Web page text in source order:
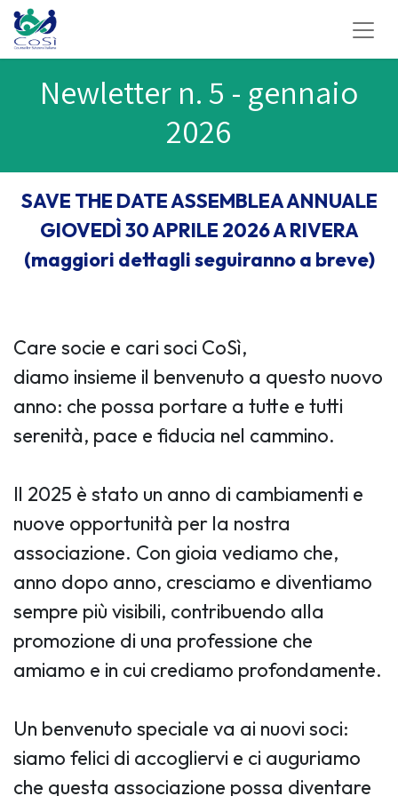
Newletter n. 5 - gennaio
2026
SAVE THE DATE ASSEMBLEA ANNUALE
GIOVEDÌ 30 APRILE 2026 A RIVERA
(maggiori dettagli seguiranno a breve)
Care socie e cari soci CoSì,
diamo insieme il benvenuto a questo nuovo
anno: che possa portare a tutte e tutti
serenità, pace e fiducia nel cammino.
Il 2025 è stato un anno di cambiamenti e
nuove opportunità per la nostra
associazione. Con gioia vediamo che,
anno dopo anno, cresciamo e diventiamo
sempre più visibili, contribuendo alla
promozione di una professione che
amiamo e in cui crediamo profondamente.
Un benvenuto speciale va ai nuovi soci:
siamo felici di accogliervi e ci auguriamo
che questa associazione possa diventare